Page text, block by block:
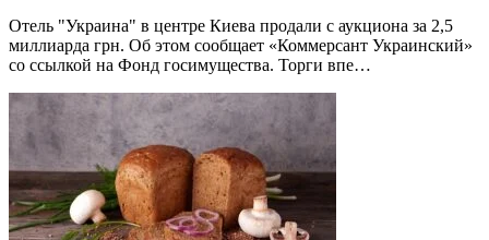
Отель "Украина" в центре Киева продали с аукциона за 2,5
миллиарда грн. Об этом сообщает «Коммерсант Украинский»
со ссылкой на Фонд госимущества. Торги впе…